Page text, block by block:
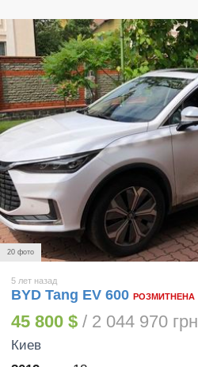
20 фото
5 лет назад
BYD Tang EV 600 РОЗМИТНЕНА
45 800 $ / 2 044 970 грн
Киев